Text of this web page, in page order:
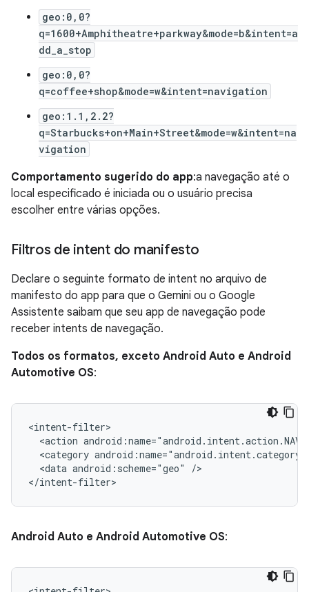
geo:0,0?
q=1600+Amphitheatre+parkway&mode=b&intent=a
dd_a_stop
geo:0,0?
q=coffee+shop&mode=w&intent=navigation
geo:1.1,2.2?
q=Starbucks+on+Main+Street&mode=w&intent=na
vigation
Comportamento sugerido do app:a navegação até o
local especificado é iniciada ou o usuário precisa
escolher entre várias opções.
Filtros de intent do manifesto
Declare o seguinte formato de intent no arquivo de
manifesto do app para que o Gemini ou o Google
Assistente saibam que seu app de navegação pode
receber intents de navegação.
Todos os formatos, exceto Android Auto e Android
Automotive OS:
<action
<category
<data android:scheme="geo"
/>
Android Auto e Android Automotive OS: